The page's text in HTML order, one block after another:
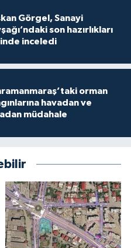
Görgel, Sanayi
son hazırlıkları
inceledi
orman
havadan ve
müdahale